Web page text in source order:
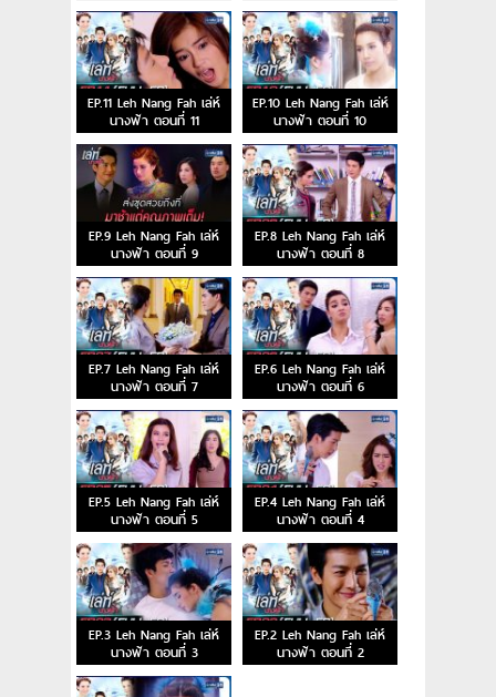
EP.11 Leh Nang Fah เล่ห์
นางฟ้า ตอนที่ 11
EP.10 Leh Nang Fah เล่ห์
นางฟ้า ตอนที่ 10
EP.9 Leh Nang Fah เล่ห์
นางฟ้า ตอนที่ 9
EP.8 Leh Nang Fah เล่ห์
นางฟ้า ตอนที่ 8
EP.7 Leh Nang Fah เล่ห์
นางฟ้า ตอนที่ 7
EP.6 Leh Nang Fah เล่ห์
นางฟ้า ตอนที่ 6
EP.5 Leh Nang Fah เล่ห์
นางฟ้า ตอนที่ 5
EP.4 Leh Nang Fah เล่ห์
นางฟ้า ตอนที่ 4
EP.3 Leh Nang Fah เล่ห์
นางฟ้า ตอนที่ 3
EP.2 Leh Nang Fah เล่ห์
นางฟ้า ตอนที่ 2